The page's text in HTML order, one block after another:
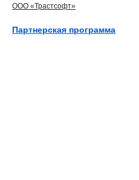
ООО «Трастсофт»
Партнерская программа